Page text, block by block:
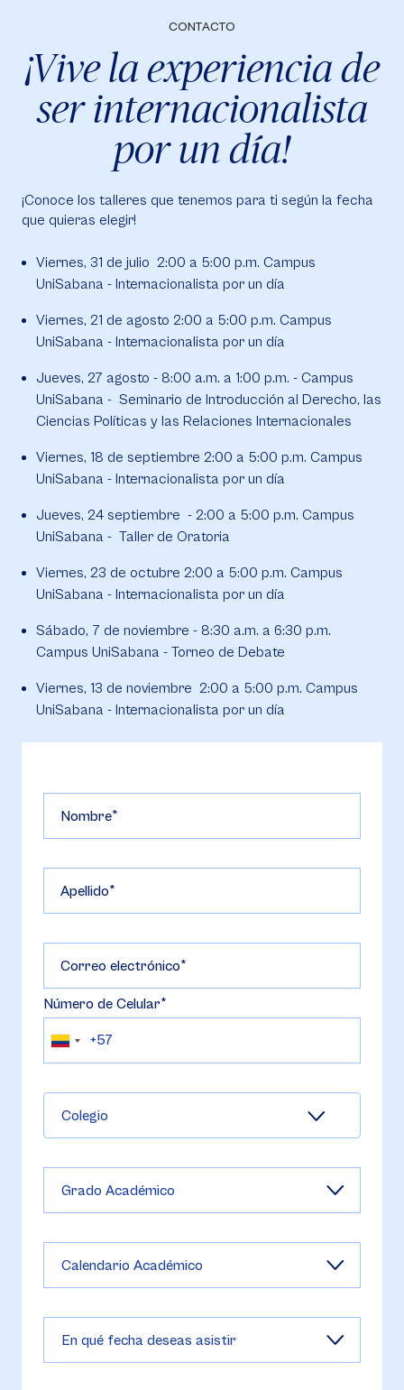
CONTACTO
¡Vive la experiencia de
ser internacionalista
por un día!
¡Conoce los talleres que tenemos para ti según la fecha
que quieras elegir!
Viernes, 31 de julio 2:00 a 5:00 p.m. Campus
UniSabana - Internacionalista por un día
Viernes, 21 de agosto 2:00 a 5:00 p.m. Campus
UniSabana - Internacionalista por un día
Jueves, 27 agosto - 8:00 a.m. a 1:00 p.m. - Campus
UniSabana - Seminario de Introducción al Derecho, las
Ciencias Políticas y las Relaciones Internacionales
Viernes, 18 de septiembre 2:00 a 5:00 p.m. Campus
UniSabana - Internacionalista por un día
Jueves, 24 septiembre - 2:00 a 5:00 p.m. Campus
UniSabana - Taller de Oratoria
Viernes, 23 de octubre 2:00 a 5:00 p.m. Campus
UniSabana - Internacionalista por un día
Sábado, 7 de noviembre - 8:30 a.m. a 6:30 p.m.
Campus UniSabana - Torneo de Debate
Viernes, 13 de noviembre 2:00 a 5:00 p.m. Campus
UniSabana - Internacionalista por un día
Nombre
Apellido
Correo electrónico
Número de Celular
Colegio